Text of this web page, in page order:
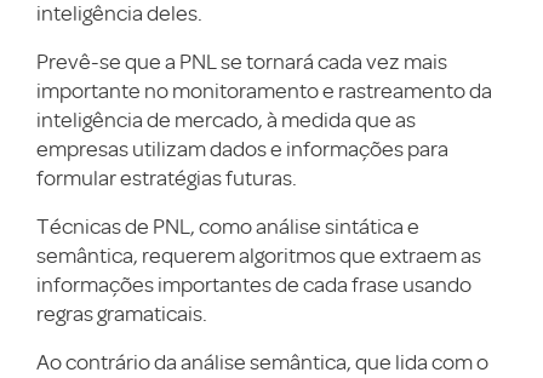
inteligência deles.
Prevê-se que a PNL se tornará cada vez mais
importante no monitoramento e rastreamento da
inteligência de mercado, à medida que as
empresas utilizam dados e informações para
formular estratégias futuras.
Técnicas de PNL, como análise sintática e
semântica, requerem algoritmos que extraem as
informações importantes de cada frase usando
regras gramaticais.
Ao contrário da análise semântica, que lida com o